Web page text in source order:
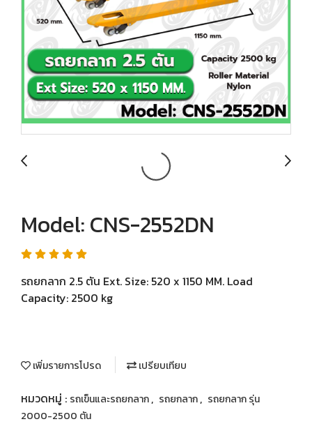
Model: CNS-2552DN
รถยกลาก 2.5 ตัน Ext. Size: 520 x 1150 MM. Load
Capacity: 2500 kg
เพิ่มรายการโปรด เปรียบเทียบ
หมวดหมู่ : รถเข็นและรถยกลาก, รถยกลาก, รถยกลาก รุ่น
2000-2500 ตัน